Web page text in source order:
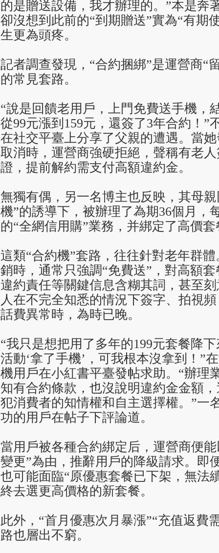
的是贈送設備，我才辦理的。”本是奔
卻沒想到此前的“到期贈送”實為“有期
生更為頭疼。
記者調查發現，“合約捆綁”是運營商“
的常見套路。
“說是回饋老用戶，上門免費送手機，
從99元漲到159元，還簽了3年合約！”
在社交平臺上分享了父親的遭遇。當
取消時，運營商強硬拒絕，聲稱有老
證，提前解約需支付高額違約金。
無獨有偶，另一名博主也反映，其母
機”的誘導下，被辦理了為期36個月，
的“全網信用購”業務，并綁定了高價套
這類“合約機”套路，往往針對老年群
銷時，通常只強調“免費送”，對高額
違約責任等關鍵信息含糊其詞，甚至
人在不完全知悉的情況下簽字、拍視
話費異常時，為時已晚。
“我只是想把用了多年的199元套餐降
活動‘拿了手機’，可我根本沒拿到！”
機用戶在小紅書平臺發帖求助。“辦理
知有合約條款，也沒說明違約金金額
犯消費者的知情權和自主選擇權。”一
功的用戶在帖子下評論道。
當用戶被各種合約綁定后，運營商便
變更”為由，推辭用戶的降級請求。即
也可能面臨“原優惠套餐已下架，無法
終去選更高價格的新套餐。
此外，“首月優惠次月暴漲”“充值返費
路也層出不窮。